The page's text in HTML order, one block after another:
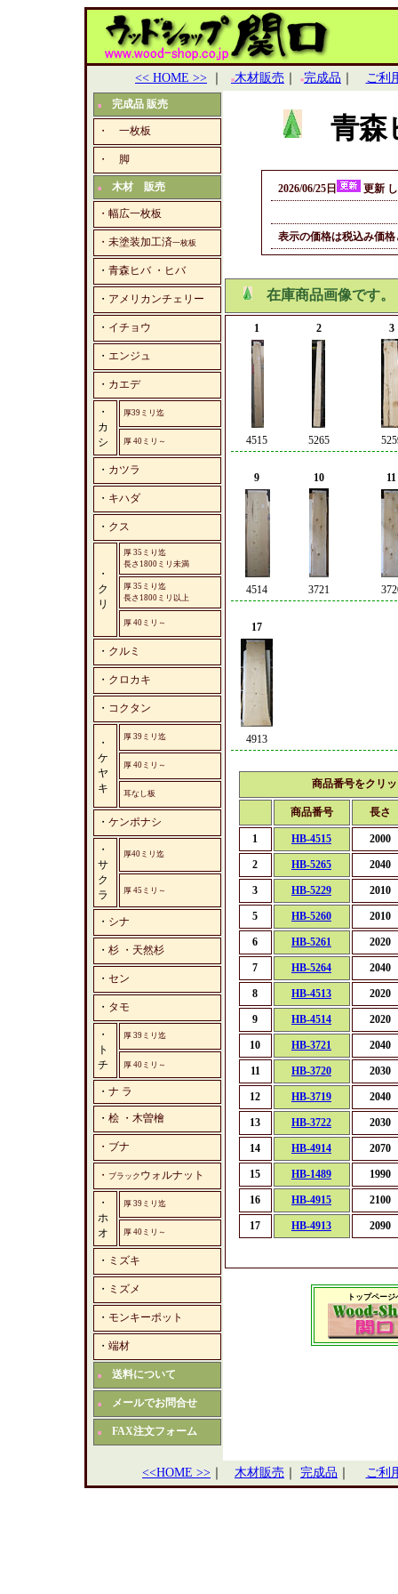
<< HOME >> ■木材販売 ■完成品 ご利
■ 完成品 販売
・ 一枚板
・ 脚
■ 木材 販売
・幅広一枚板
・未塗装加工済一枚板
・ 青森ヒバ ・ヒバ
・ アメリカンチェリー
・ イチョウ
・ エンジュ
・ カエデ
・
カ
シ
厚39ミリ迄
厚 40ミリ～
・ カツラ
・ キハダ
・ クス
・
ク
リ
厚 35ミり迄
長さ1800ミリ未満
厚 35ミり迄
長さ1800ミリ以上
厚 40ミリ～
・ クルミ
・ クロカキ
・ コクタン
・
ケ
ヤ
キ
厚 39ミリ迄
厚 40ミリ～
耳なし板
・ ケンポナシ
・
サ
ク
ラ
厚40ミリ迄
厚 45ミリ～
・ シナ
・ 杉 ・天然杉
・ セン
・ タモ
・
ト
チ
厚 39ミリ迄
厚 40ミリ～
・ ナ ラ
・ 桧 ・木曽檜
・ブナ
・ ブラック ウォルナット
・
ホ
オ
厚 39ミリ迄
厚 40ミリ～
・ ミズキ
・ ミズメ
・ モンキーポット
・ 端材
■ 送料について
■ メールでお問合せ
■ FAX注文フォーム
青森
2026/06/25日 更新
表示の価格は税込み価
在庫商品画像です。
1 2 3
4515 5265
9 10 11
4514 3721
17
4913
商品番号をクリ
商品番号 長さ
1 HB-4515 2000
2 HB-5265 2040
3 HB-5229 2010
5 HB-5260 2010
6 HB-5261 2020
7 HB-5264 2040
8 HB-4513 2020
9 HB-4514 2020
10 HB-3721 2040
11 HB-3720 2030
12 HB-3719 2040
13 HB-3722 2030
14 HB-4914 2070
15 HB-1489 1990
16 HB-4915 2100
17 HB-4913 2090
トップページ
<<HOME >> 木材販売 完成品 ご利